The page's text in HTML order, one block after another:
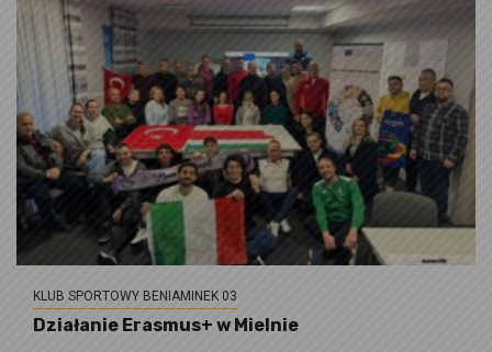
KLUB SPORTOWY BENIAMINEK 03
Działanie Erasmus+ w Mielnie